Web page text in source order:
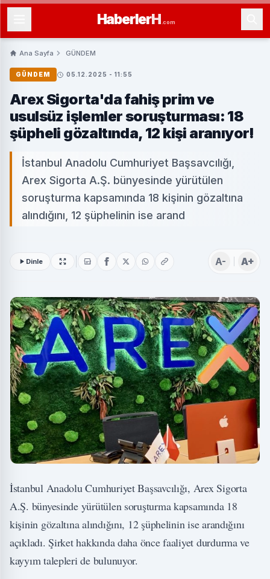
HaberlerH .com
Ana Sayfa GÜNDEM
GÜNDEM 05.12.2025 - 11:55
Arex Sigorta'da fahiş prim ve
usulsüz işlemler soruşturması: 18
şüpheli gözaltında, 12 kişi aranıyor!
İstanbul Anadolu Cumhuriyet Başsavcılığı,
Arex Sigorta A.Ş. bünyesinde yürütülen
soruşturma kapsamında 18 kişinin gözaltına
alındığını, 12 şüphelinin ise arand
Dinle A- A+
İstanbul Anadolu Cumhuriyet Başsavcılığı, Arex Sigorta
A.Ş. bünyesinde yürütülen soruşturma kapsamında 18
kişinin gözaltına alındığını, 12 şüphelinin ise arandığını
açıkladı. Şirket hakkında daha önce faaliyet durdurma ve
kayyım talepleri de bulunuyor.